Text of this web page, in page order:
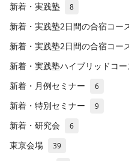
新着・実践塾 8
新着・実践塾2日間の合宿コー
新着・実践塾2日間の合宿コー
新着・実践塾ハイブリッドコー
新着・月例セミナー 6
新着・特別セミナー 9
新着・研究会 6
東京会場 39